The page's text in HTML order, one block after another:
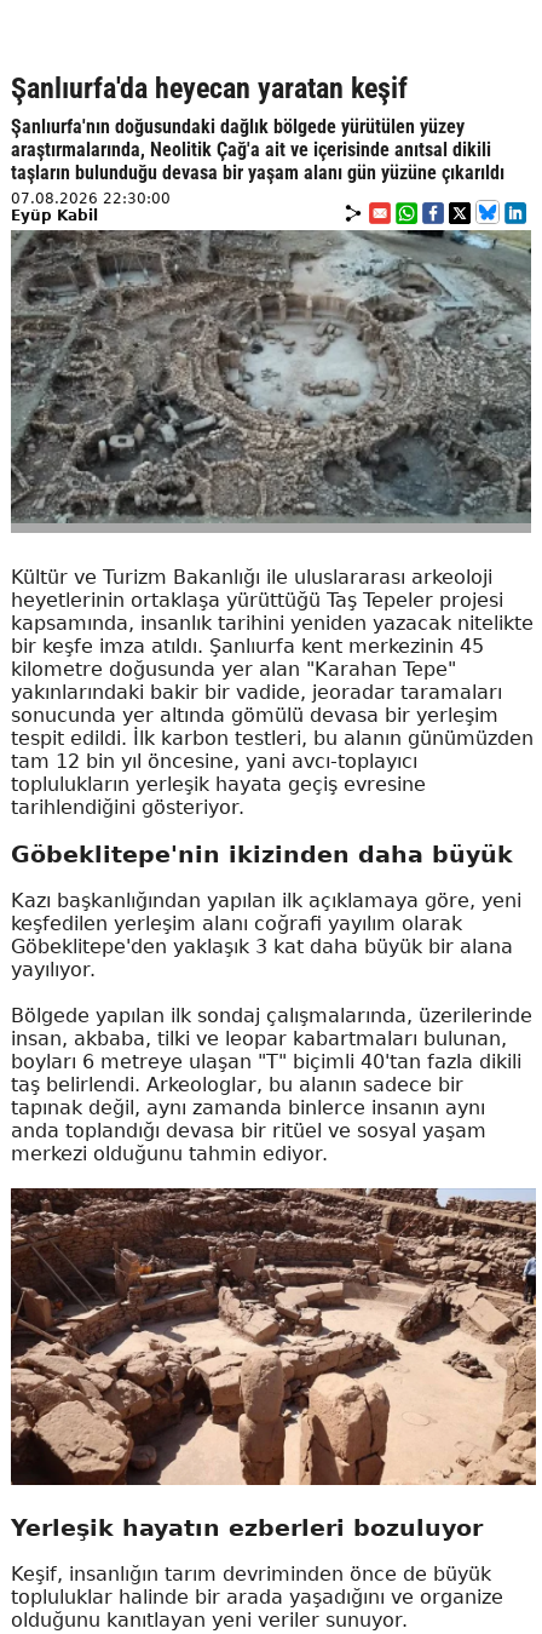
Şanlıurfa'da heyecan yaratan keşif
Şanlıurfa'nın doğusundaki dağlık bölgede yürütülen yüzey
araştırmalarında, Neolitik Çağ'a ait ve içerisinde anıtsal dikili
taşların bulunduğu devasa bir yaşam alanı gün yüzüne çıkarıldı
07.08.2026 22:30:00
Eyüp Kabil
Kültür ve Turizm Bakanlığı ile uluslararası arkeoloji
heyetlerinin ortaklaşa yürüttüğü Taş Tepeler projesi
kapsamında, insanlık tarihini yeniden yazacak nitelikte
bir keşfe imza atıldı. Şanlıurfa kent merkezinin 45
kilometre doğusunda yer alan "Karahan Tepe"
yakınlarındaki bakir bir vadide, jeoradar taramaları
sonucunda yer altında gömülü devasa bir yerleşim
tespit edildi. İlk karbon testleri, bu alanın günümüzden
tam 12 bin yıl öncesine, yani avcı-toplayıcı
toplulukların yerleşik hayata geçiş evresine
tarihlendiğini gösteriyor.
Göbeklitepe'nin ikizinden daha büyük
Kazı başkanlığından yapılan ilk açıklamaya göre, yeni
keşfedilen yerleşim alanı coğrafi yayılım olarak
Göbeklitepe'den yaklaşık 3 kat daha büyük bir alana
yayılıyor.
Bölgede yapılan ilk sondaj çalışmalarında, üzerilerinde
insan, akbaba, tilki ve leopar kabartmaları bulunan,
boyları 6 metreye ulaşan "T" biçimli 40'tan fazla dikili
taş belirlendi. Arkeologlar, bu alanın sadece bir
tapınak değil, aynı zamanda binlerce insanın aynı
anda toplandığı devasa bir ritüel ve sosyal yaşam
merkezi olduğunu tahmin ediyor.
Yerleşik hayatın ezberleri bozuluyor
Keşif, insanlığın tarım devriminden önce de büyük
topluluklar halinde bir arada yaşadığını ve organize
olduğunu kanıtlayan yeni veriler sunuyor.